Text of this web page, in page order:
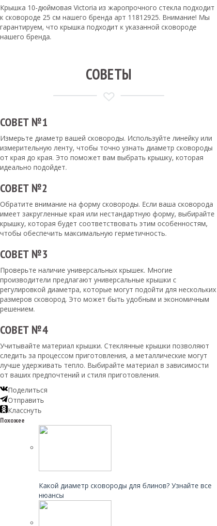
Крышка 10-дюймовая Victoria из жаропрочного стекла подходит
к сковороде 25 см нашего бренда арт 11812925. Внимание! Мы
гарантируем, что крышка подходит к указанной сковороде
нашего бренда.
СОВЕТЫ
СОВЕТ №1
Измерьте диаметр вашей сковороды. Используйте линейку или
измерительную ленту, чтобы точно узнать диаметр сковороды
от края до края. Это поможет вам выбрать крышку, которая
идеально подойдет.
СОВЕТ №2
Обратите внимание на форму сковороды. Если ваша сковорода
имеет закругленные края или нестандартную форму, выбирайте
крышку, которая будет соответствовать этим особенностям,
чтобы обеспечить максимальную герметичность.
СОВЕТ №3
Проверьте наличие универсальных крышек. Многие
производители предлагают универсальные крышки с
регулировкой диаметра, которые могут подойти для нескольких
размеров сковород. Это может быть удобным и экономичным
решением.
СОВЕТ №4
Учитывайте материал крышки. Стеклянные крышки позволяют
следить за процессом приготовления, а металлические могут
лучше удерживать тепло. Выбирайте материал в зависимости
от ваших предпочтений и стиля приготовления.
Поделиться
Отправить
Класснуть
Похожее
Какой диаметр сковороды для блинов? Узнайте все
нюансы